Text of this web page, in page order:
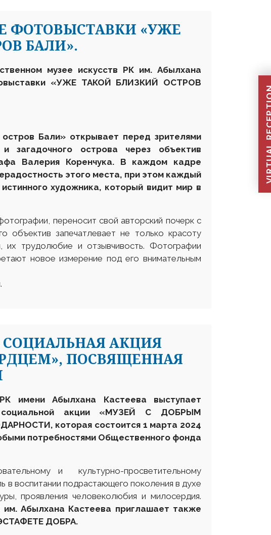
ФОТОВЫСТАВКИ «УЖЕ
БАЛИ».
музее искусств РК им. Абылхана
«УЖЕ ТАКОЙ БЛИЗКИЙ ОСТРОВ
Бали»открывает перед зрителями
загадочного острова через объектив
Валерия Коренчука. В каждом кадре
этого места, при этом каждый
художника, который видит мир в
переносит свой авторский почерк с
объектив запечатлевает не только красоту
трудолюбие и отзывчивость. Фотографии
новое измерение под его внимательным
СОЦИАЛЬНАЯ АКЦИЯ
ПОСВЯЩЕННАЯ
имени Абылхана Кастеева выступает
социальной акции «МУЗЕЙ С ДОБРЫМ
которая состоится 1 марта 2024
потребностями Общественного фонда
и культурно-просветительному
воспитании подрастающего поколения в духе
проявления человеколюбия и милосердия.
им. Абылхана Кастеева приглашает также
ЭСТАФЕТЕ ДОБРА.